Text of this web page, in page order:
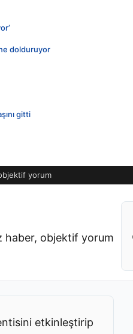
dolduruyor
gitti
yorum
haber, objektif yorum
etkinleştirip